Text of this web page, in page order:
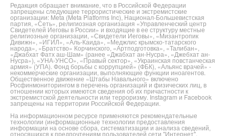
Редакция обращает внимание, что в Российской Федерации
запрещены следующие террористические и экстремистские
организации: Meta (Meta Platforms Inc), Национал-Большевистская
партия, «Сеть», религиозная организация «Управленческий центр
Свидетелей Иеговы в России» и входящие в ее структуру местные
религиозные организации, «Свидетели Иеговы», «Мизантропик
Дивижн», «ИГИЛ», «Аль-Каида», «Меджлис крымско-татарского
народа», «Братство» Корчинского, «Артподготовка», «Талибан»,
«Джабхат Фатх аш-Шам» (ранее «Джабхат ан-Нусра», «Джебхат ан-
Нусра»), «УНА-УНСО», «Правый сектор», «Украинская повстанческая
армия» (УПА). Фонд борьбы с коррупцией» (ФБК), «Альянс врачей» -
некоммерческие организации, выполняющие функции иноагентов.
Общественное движение «Штабы Навального» включено
Росфинмониторингом в перечень организаций и физических лиц, в
отношении которых имеются сведения об их причастности к
экстремистской деятельности или терроризму. Instagram и Facebook
запрещены на территории Российской Федерации.
На информационном ресурсе применяются рекомендательные
технологии (информационные технологии предоставления
информации на основе сбора, систематизации и анализа сведений,
относящихся к предпочтениям пользователей сети "Интернет",